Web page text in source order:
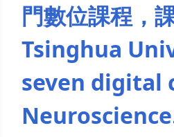
門數位課程，
Tsinghua
seven digital